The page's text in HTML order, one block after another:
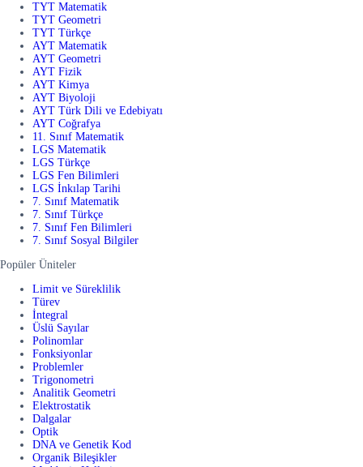
TYT Matematik
TYT Geometri
TYT Türkçe
AYT Matematik
AYT Geometri
AYT Fizik
AYT Kimya
AYT Biyoloji
AYT Türk Dili ve Edebiyatı
AYT Coğrafya
11. Sınıf Matematik
LGS Matematik
LGS Türkçe
LGS Fen Bilimleri
LGS İnkılap Tarihi
7. Sınıf Matematik
7. Sınıf Türkçe
7. Sınıf Fen Bilimleri
7. Sınıf Sosyal Bilgiler
Popüler Üniteler
Limit ve Süreklilik
Türev
İntegral
Üslü Sayılar
Polinomlar
Fonksiyonlar
Problemler
Trigonometri
Analitik Geometri
Elektrostatik
Dalgalar
Optik
DNA ve Genetik Kod
Organik Bileşikler